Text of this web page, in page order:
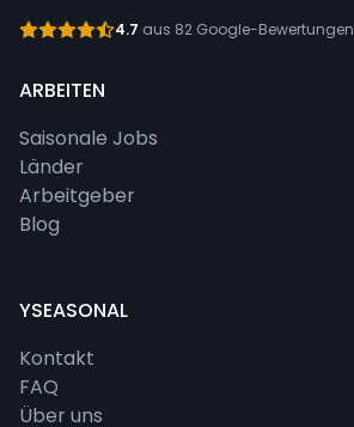
4.7 aus 82 Google-Bewertungen
ARBEITEN
Saisonale Jobs
Länder
Arbeitgeber
Blog
YSEASONAL
Kontakt
FAQ
Über uns